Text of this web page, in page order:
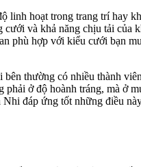
hoạt trong trang trí hay
và khả năng chịu tải của
phù hợp với kiểu cưới bạn
thường có nhiều thành
ở độ hoành tráng, mà ở
đáp ứng tốt những điều